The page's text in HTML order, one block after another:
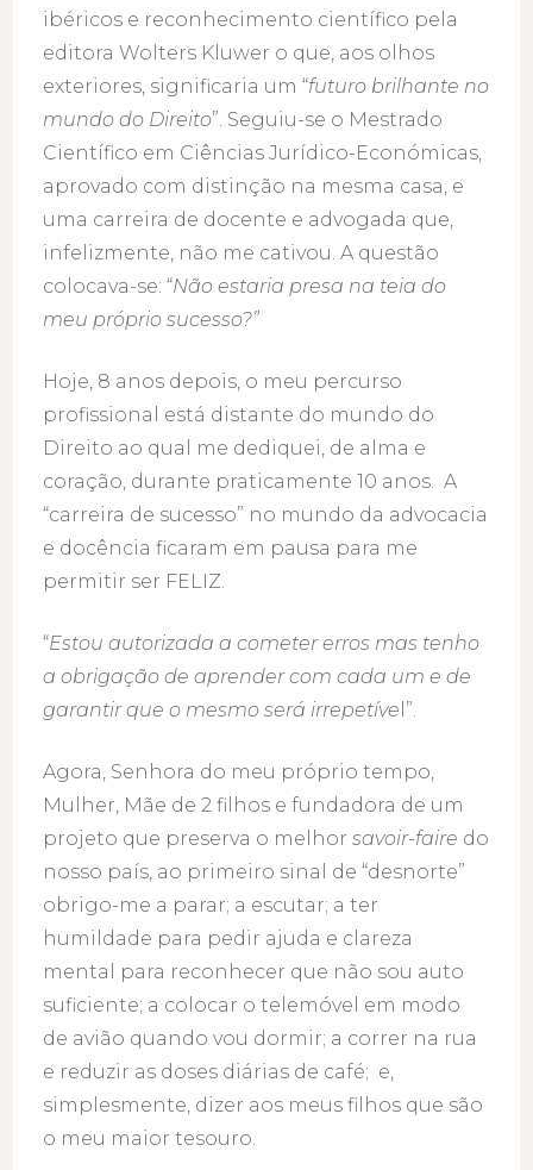
ibéricos e reconhecimento científico pela
editora Wolters Kluwer o que, aos olhos
exteriores, significaria um “futuro brilhante no
mundo do Direito”. Seguiu-se o Mestrado
Científico em Ciências Jurídico-Económicas,
aprovado com distinção na mesma casa, e
uma carreira de docente e advogada que,
infelizmente, não me cativou. A questão
colocava-se: “Não estaria presa na teia do
meu próprio sucesso?”
Hoje, 8 anos depois, o meu percurso
profissional está distante do mundo do
Direito ao qual me dediquei, de alma e
coração, durante praticamente 10 anos. A
“carreira de sucesso” no mundo da advocacia
e docência ficaram em pausa para me
permitir ser FELIZ.
“Estou autorizada a cometer erros mas tenho
a obrigação de aprender com cada um e de
garantir que o mesmo será irrepetíve l”.
Agora, Senhora do meu próprio tempo,
Mulher, Mãe de 2 filhos e fundadora de um
projeto que preserva o melhorsavoir-faire do
nosso país, ao primeiro sinal de “desnorte”
obrigo-me a parar; a escutar; a ter
humildade para pedir ajuda e clareza
mental para reconhecer que não sou auto
suficiente; a colocar o telemóvel em modo
de avião quando vou dormir; a correr na rua
e reduzir as doses diárias de café; e,
simplesmente, dizer aos meus filhos que são
o meu maior tesouro.